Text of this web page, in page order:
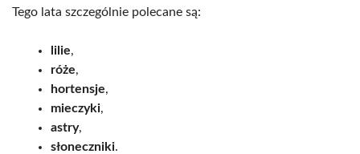
Tego lata szczególnie polecane są:
lilie,
róże,
hortensje,
mieczyki,
astry,
słoneczniki.